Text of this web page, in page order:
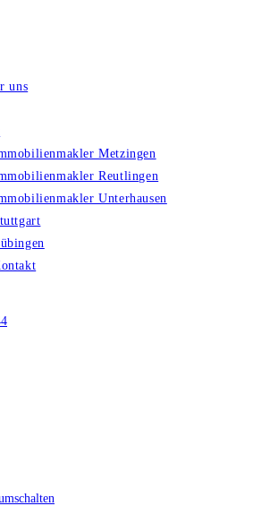
uns
Metzingen
Reutlingen
Unterhausen